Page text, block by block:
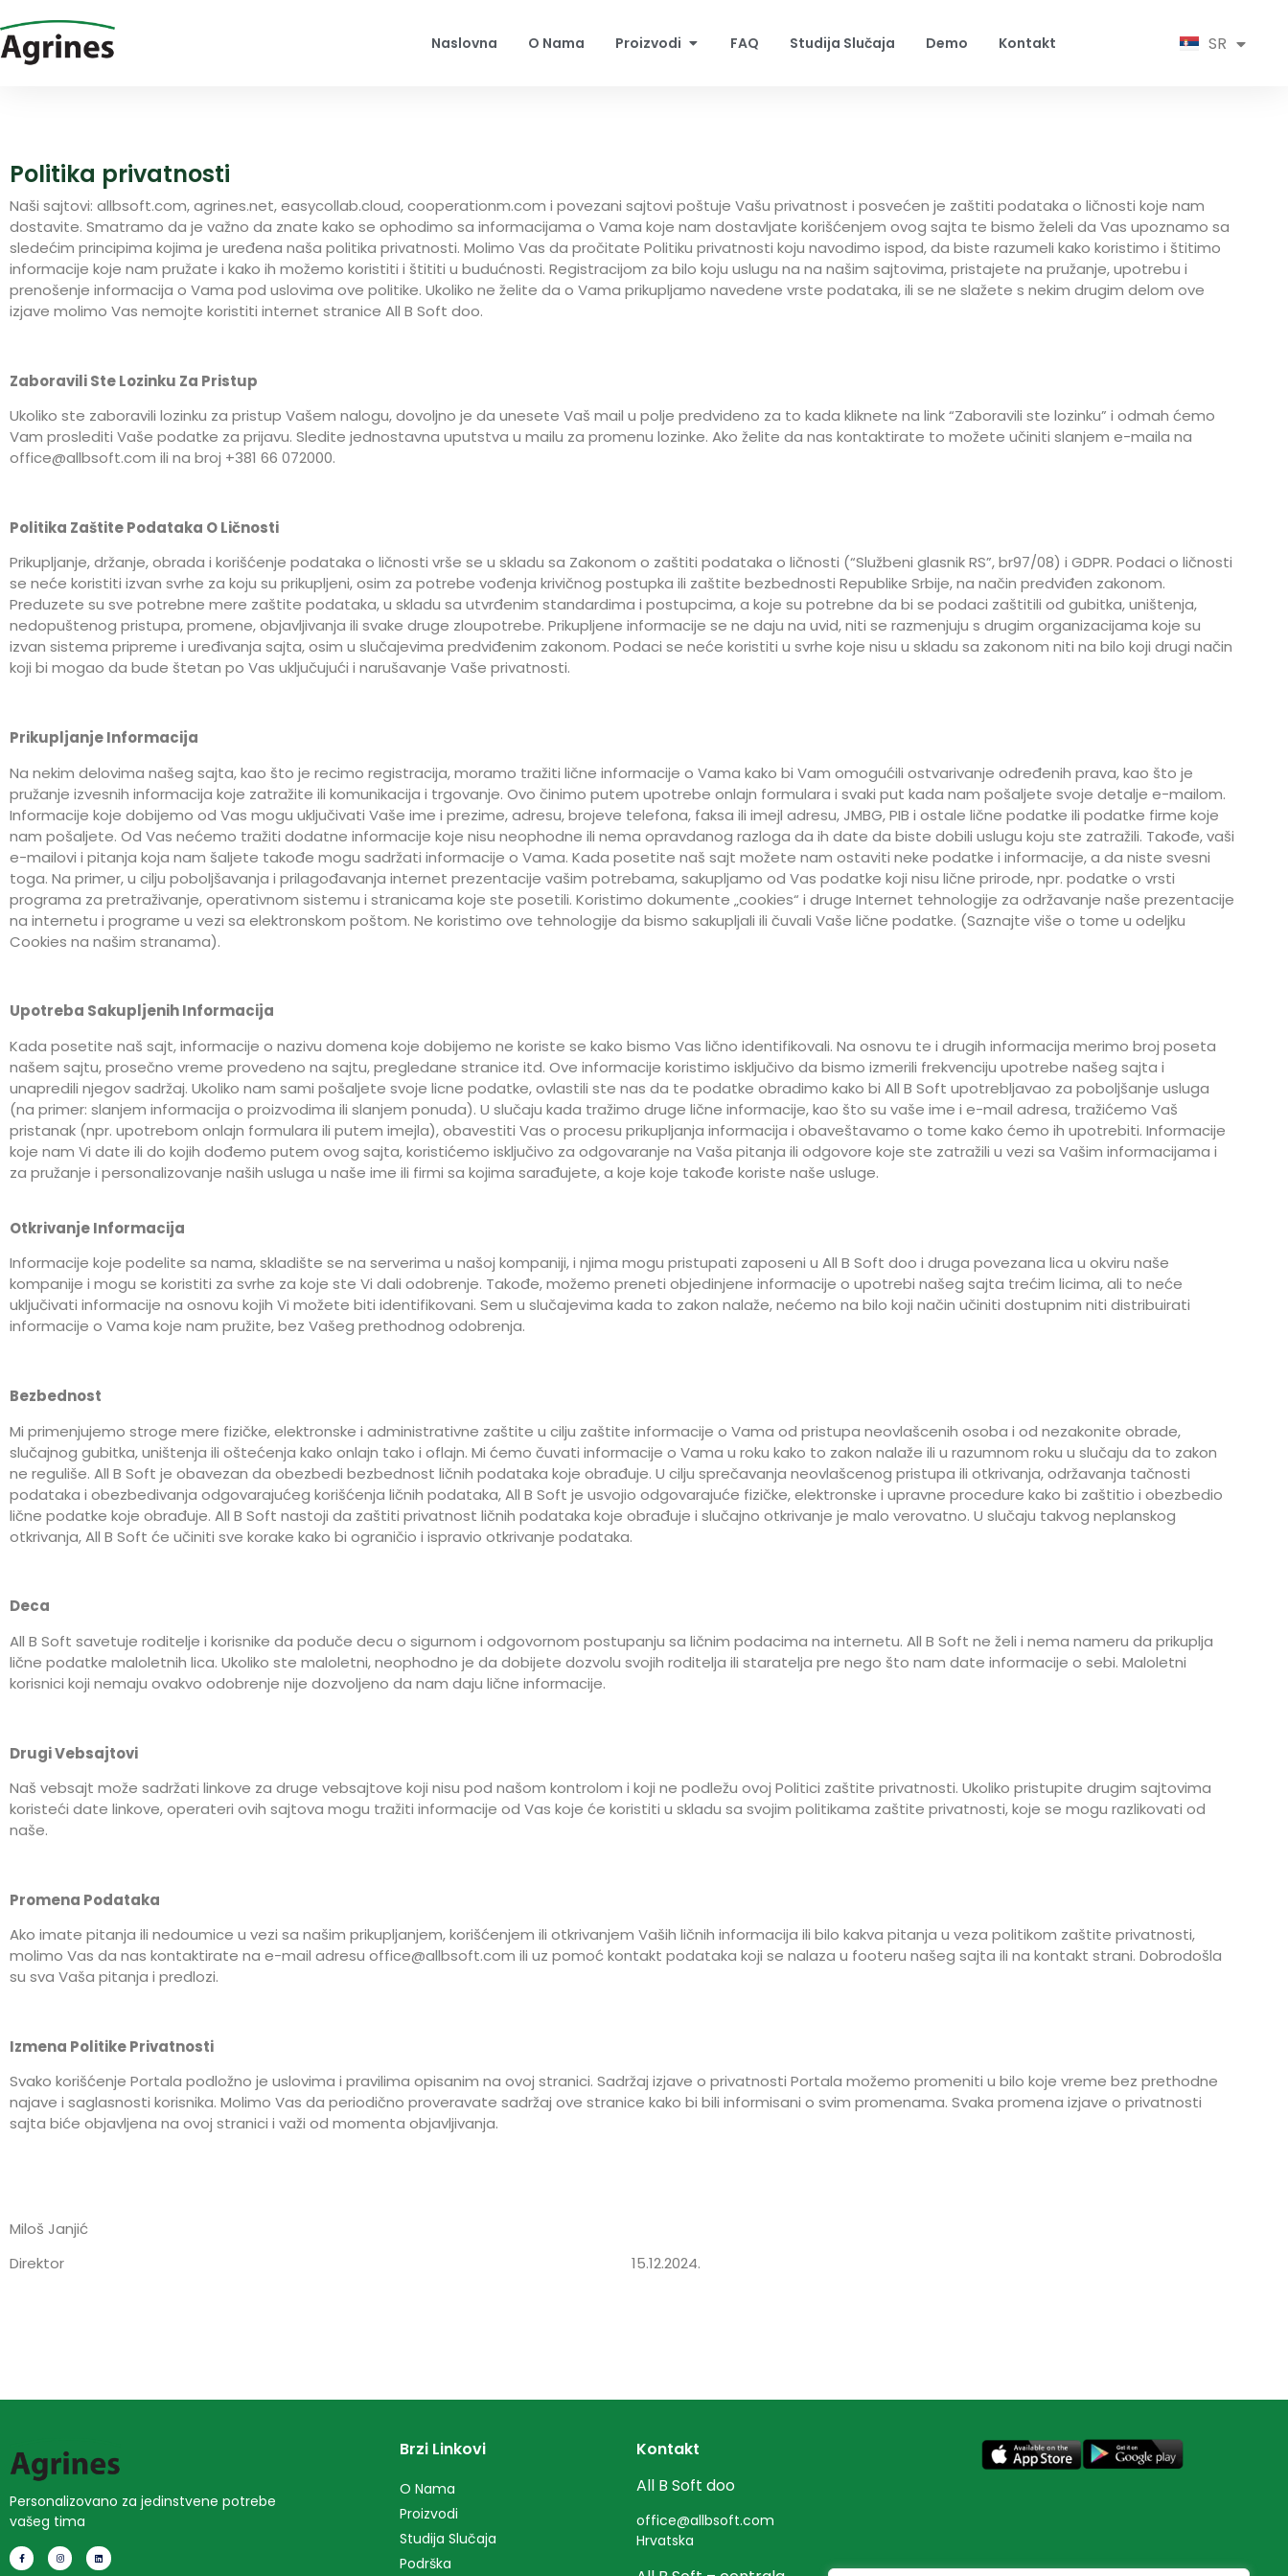
Naslovna O Nama Proizvodi FAQ Studija Slučaja Demo Kontakt SR
HR
Politika privatnosti
Naši sajtovi: allbsoft.com, agrines.net, easycollab.cloud, cooperationm.com i povezani sajtovi poštuje Vašu privatnost i posvećen je zaštiti podataka o ličnosti koje nam
dostavite. Smatramo da je važno da znate kako se ophodimo sa informacijama o Vama koje nam dostavljate korišćenjem ovog sajta te bismo želeli da Vas upoznamo sa
sledećim principima kojima je uređena naša politika privatnosti. Molimo Vas da pročitate Politiku privatnosti koju navodimo ispod, da biste razumeli kako koristimo i štitimo
informacije koje nam pružate i kako ih možemo koristiti i štititi u budućnosti. Registracijom za bilo koju uslugu na na našim sajtovima, pristajete na pružanje, upotrebu i
prenošenje informacija o Vama pod uslovima ove politike. Ukoliko ne želite da o Vama prikupljamo navedene vrste podataka, ili se ne slažete s nekim drugim delom ove
izjave molimo Vas nemojte koristiti internet stranice All B Soft doo.
Zaboravili Ste Lozinku Za Pristup
Ukoliko ste zaboravili lozinku za pristup Vašem nalogu, dovoljno je da unesete Vaš mail u polje predvideno za to kada kliknete na link “Zaboravili ste lozinku” i odmah ćemo
Vam proslediti Vaše podatke za prijavu. Sledite jednostavna uputstva u mailu za promenu lozinke. Ako želite da nas kontaktirate to možete učiniti slanjem e-maila na
office@allbsoft.com ili na broj +381 66 072000.
Politika Zaštite Podataka O Ličnosti
Prikupljanje, držanje, obrada i korišćenje podataka o ličnosti vrše se u skladu sa Zakonom o zaštiti podataka o ličnosti (“Službeni glasnik RS”, br97/08) i GDPR. Podaci o ličnosti
se neće koristiti izvan svrhe za koju su prikupljeni, osim za potrebe vođenja krivičnog postupka ili zaštite bezbednosti Republike Srbije, na način predviđen zakonom.
Preduzete su sve potrebne mere zaštite podataka, u skladu sa utvrđenim standardima i postupcima, a koje su potrebne da bi se podaci zaštitili od gubitka, uništenja,
nedopuštenog pristupa, promene, objavljivanja ili svake druge zloupotrebe. Prikupljene informacije se ne daju na uvid, niti se razmenjuju s drugim organizacijama koje su
izvan sistema pripreme i uređivanja sajta, osim u slučajevima predviđenim zakonom. Podaci se neće koristiti u svrhe koje nisu u skladu sa zakonom niti na bilo koji drugi način
koji bi mogao da bude štetan po Vas uključujući i narušavanje Vaše privatnosti.
Prikupljanje Informacija
Na nekim delovima našeg sajta, kao što je recimo registracija, moramo tražiti lične informacije o Vama kako bi Vam omogućili ostvarivanje određenih prava, kao što je
pružanje izvesnih informacija koje zatražite ili komunikacija i trgovanje. Ovo činimo putem upotrebe onlajn formulara i svaki put kada nam pošaljete svoje detalje e-mailom.
Informacije koje dobijemo od Vas mogu uključivati Vaše ime i prezime, adresu, brojeve telefona, faksa ili imejl adresu, JMBG, PIB i ostale lične podatke ili podatke firme koje
nam pošaljete. Od Vas nećemo tražiti dodatne informacije koje nisu neophodne ili nema opravdanog razloga da ih date da biste dobili uslugu koju ste zatražili. Takođe, vaši
e-mailovi i pitanja koja nam šaljete takođe mogu sadržati informacije o Vama. Kada posetite naš sajt možete nam ostaviti neke podatke i informacije, a da niste svesni
toga. Na primer, u cilju poboljšavanja i prilagođavanja internet prezentacije vašim potrebama, sakupljamo od Vas podatke koji nisu lične prirode, npr. podatke o vrsti
programa za pretraživanje, operativnom sistemu i stranicama koje ste posetili. Koristimo dokumente „cookies“ i druge Internet tehnologije za održavanje naše prezentacije
na internetu i programe u vezi sa elektronskom poštom. Ne koristimo ove tehnologije da bismo sakupljali ili čuvali Vaše lične podatke. (Saznajte više o tome u odeljku
Cookies na našim stranama).
Upotreba Sakupljenih Informacija
Kada posetite naš sajt, informacije o nazivu domena koje dobijemo ne koriste se kako bismo Vas lično identifikovali. Na osnovu te i drugih informacija merimo broj poseta
našem sajtu, prosečno vreme provedeno na sajtu, pregledane stranice itd. Ove informacije koristimo isključivo da bismo izmerili frekvenciju upotrebe našeg sajta i
unapredili njegov sadržaj. Ukoliko nam sami pošaljete svoje licne podatke, ovlastili ste nas da te podatke obradimo kako bi All B Soft upotrebljavao za poboljšanje usluga
(na primer: slanjem informacija o proizvodima ili slanjem ponuda). U slučaju kada tražimo druge lične informacije, kao što su vaše ime i e-mail adresa, tražićemo Vaš
pristanak (npr. upotrebom onlajn formulara ili putem imejla), obavestiti Vas o procesu prikupljanja informacija i obaveštavamo o tome kako ćemo ih upotrebiti. Informacije
koje nam Vi date ili do kojih dođemo putem ovog sajta, koristićemo isključivo za odgovaranje na Vaša pitanja ili odgovore koje ste zatražili u vezi sa Vašim informacijama i
za pružanje i personalizovanje naših usluga u naše ime ili firmi sa kojima sarađujete, a koje koje takođe koriste naše usluge.
Otkrivanje Informacija
Informacije koje podelite sa nama, skladište se na serverima u našoj kompaniji, i njima mogu pristupati zaposeni u All B Soft doo i druga povezana lica u okviru naše
kompanije i mogu se koristiti za svrhe za koje ste Vi dali odobrenje. Takođe, možemo preneti objedinjene informacije o upotrebi našeg sajta trećim licima, ali to neće
uključivati informacije na osnovu kojih Vi možete biti identifikovani. Sem u slučajevima kada to zakon nalaže, nećemo na bilo koji način učiniti dostupnim niti distribuirati
informacije o Vama koje nam pružite, bez Vašeg prethodnog odobrenja.
Bezbednost
Mi primenjujemo stroge mere fizičke, elektronske i administrativne zaštite u cilju zaštite informacije o Vama od pristupa neovlašcenih osoba i od nezakonite obrade,
slučajnog gubitka, uništenja ili oštećenja kako onlajn tako i oflajn. Mi ćemo čuvati informacije o Vama u roku kako to zakon nalaže ili u razumnom roku u slučaju da to zakon
ne reguliše. All B Soft je obavezan da obezbedi bezbednost ličnih podataka koje obrađuje. U cilju sprečavanja neovlašcenog pristupa ili otkrivanja, održavanja tačnosti
podataka i obezbedivanja odgovarajućeg korišćenja ličnih podataka, All B Soft je usvojio odgovarajuće fizičke, elektronske i upravne procedure kako bi zaštitio i obezbedio
lične podatke koje obrađuje. All B Soft nastoji da zaštiti privatnost ličnih podataka koje obrađuje i slučajno otkrivanje je malo verovatno. U slučaju takvog neplanskog
otkrivanja, All B Soft će učiniti sve korake kako bi ograničio i ispravio otkrivanje podataka.
Deca
All B Soft savetuje roditelje i korisnike da poduče decu o sigurnom i odgovornom postupanju sa ličnim podacima na internetu. All B Soft ne želi i nema nameru da prikuplja
lične podatke maloletnih lica. Ukoliko ste maloletni, neophodno je da dobijete dozvolu svojih roditelja ili staratelja pre nego što nam date informacije o sebi. Maloletni
korisnici koji nemaju ovakvo odobrenje nije dozvoljeno da nam daju lične informacije.
Drugi Vebsajtovi
Naš vebsajt može sadržati linkove za druge vebsajtove koji nisu pod našom kontrolom i koji ne podležu ovoj Politici zaštite privatnosti. Ukoliko pristupite drugim sajtovima
koristeći date linkove, operateri ovih sajtova mogu tražiti informacije od Vas koje će koristiti u skladu sa svojim politikama zaštite privatnosti, koje se mogu razlikovati od
naše.
Promena Podataka
Ako imate pitanja ili nedoumice u vezi sa našim prikupljanjem, korišćenjem ili otkrivanjem Vaših ličnih informacija ili bilo kakva pitanja u veza politikom zaštite privatnosti,
molimo Vas da nas kontaktirate na e-mail adresu office@allbsoft.com ili uz pomoć kontakt podataka koji se nalaza u footeru našeg sajta ili na kontakt strani. Dobrodošla
su sva Vaša pitanja i predlozi.
Izmena Politike Privatnosti
Svako korišćenje Portala podložno je uslovima i pravilima opisanim na ovoj stranici. Sadržaj izjave o privatnosti Portala možemo promeniti u bilo koje vreme bez prethodne
najave i saglasnosti korisnika. Molimo Vas da periodično proveravate sadržaj ove stranice kako bi bili informisani o svim promenama. Svaka promena izjave o privatnosti
sajta biće objavljena na ovoj stranici i važi od momenta objavljivanja.
Miloš Janjić
Direktor 15.12.2024.
Personalizovano za jedinstvene potrebe
vašeg tima
Brzi Linkovi
O Nama
Proizvodi
Studija Slučaja
Podrška
Kontakt
All B Soft doo
office@allbsoft.com
Hrvatska